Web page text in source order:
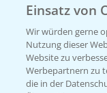
Einsatz von
Wir würden gerne
Nutzung dieser
Website zu
Werbepartnern zu
die in der